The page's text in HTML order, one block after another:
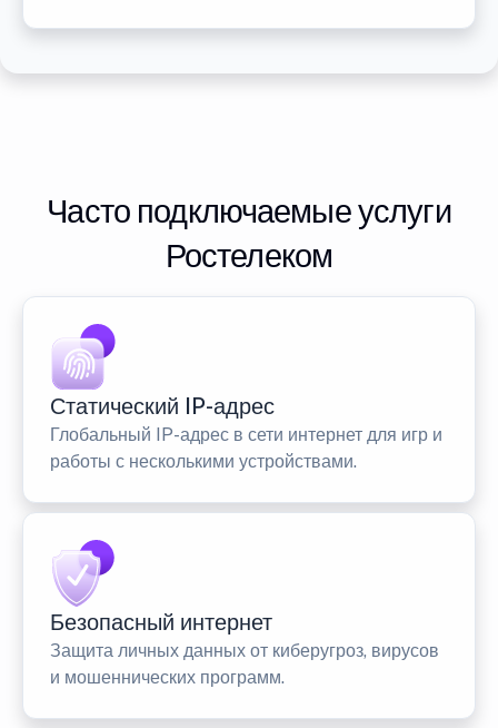
Часто подключаемые услуги
Ростелеком
Статический IP-адрес
Глобальный IP-адрес в сети интернет для игр и
работы с несколькими устройствами.
Безопасный интернет
Защита личных данных от киберугроз, вирусов
и мошеннических программ.